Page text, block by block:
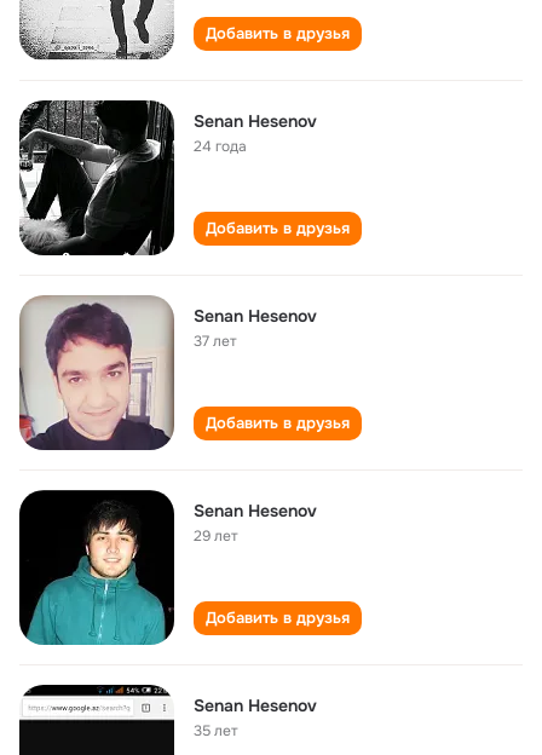
Добавить в друзья
Senan Hesenov
24 года
Добавить в друзья
Senan Hesenov
37 лет
Добавить в друзья
Senan Hesenov
29 лет
Добавить в друзья
Senan Hesenov
35 лет